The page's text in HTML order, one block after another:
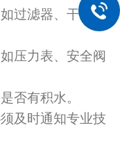
过滤器、干燥器
压力表、安全阀
否有积水。
及时通知专业技